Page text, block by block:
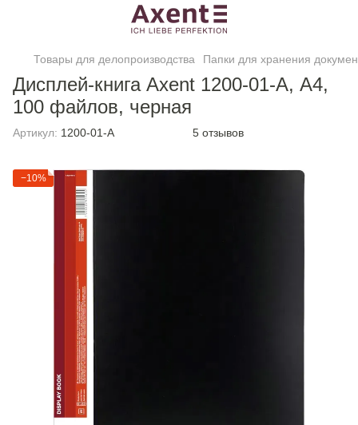
Товары для делопроизводства Папки для хранения
Дисплей-книга Axent 1200-01-A, А4,
100 файлов, черная
Артикул: 1200-01-A 5 отзывов
−10%